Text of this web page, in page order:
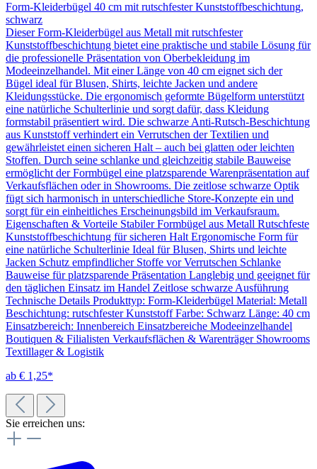
Form-Kleiderbügel 40 cm mit rutschfester Kunststoffbeschichtung,
schwarz
Dieser Form-Kleiderbügel aus Metall mit rutschfester
Kunststoffbeschichtung bietet eine praktische und stabile Lösung für
die professionelle Präsentation von Oberbekleidung im
Modeeinzelhandel. Mit einer Länge von 40 cm eignet sich der
Bügel ideal für Blusen, Shirts, leichte Jacken und andere
Kleidungsstücke. Die ergonomisch geformte Bügelform unterstützt
eine natürliche Schulterlinie und sorgt dafür, dass Kleidung
formstabil präsentiert wird. Die schwarze Anti-Rutsch-Beschichtung
aus Kunststoff verhindert ein Verrutschen der Textilien und
gewährleistet einen sicheren Halt – auch bei glatten oder leichten
Stoffen. Durch seine schlanke und gleichzeitig stabile Bauweise
ermöglicht der Formbügel eine platzsparende Warenpräsentation auf
Verkaufsflächen oder in Showrooms. Die zeitlose schwarze Optik
fügt sich harmonisch in unterschiedliche Store-Konzepte ein und
sorgt für ein einheitliches Erscheinungsbild im Verkaufsraum.
Eigenschaften & Vorteile Stabiler Formbügel aus Metall Rutschfeste
Kunststoffbeschichtung für sicheren Halt Ergonomische Form für
eine natürliche Schulterlinie Ideal für Blusen, Shirts und leichte
Jacken Schutz empfindlicher Stoffe vor Verrutschen Schlanke
Bauweise für platzsparende Präsentation Langlebig und geeignet für
den täglichen Einsatz im Handel Zeitlose schwarze Ausführung
Technische Details Produkttyp: Form-Kleiderbügel Material: Metall
Beschichtung: rutschfester Kunststoff Farbe: Schwarz Länge: 40 cm
Einsatzbereich: Innenbereich Einsatzbereiche Modeeinzelhandel
Boutiquen & Filialisten Verkaufsflächen & Warenträger Showrooms
Textillager & Logistik
ab € 1,25*
Sie erreichen uns: